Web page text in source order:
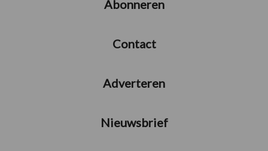
Abonneren
Contact
Adverteren
Nieuwsbrief